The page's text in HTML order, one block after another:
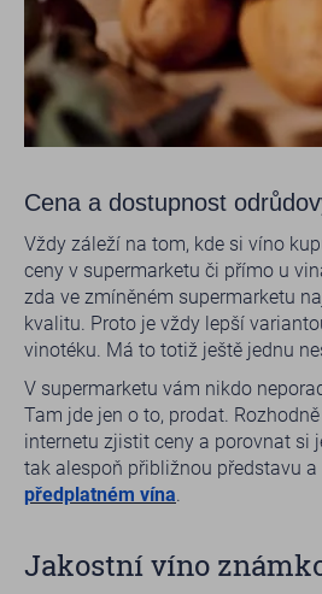
Cena a dostupnost
Vždy záleží na tom, kde si víno
ceny v supermarketu či přímo u
zda ve zmíněném supermarketu
kvalitu. Proto je vždy lepší
vinotéku. Má to totiž ještě jednu
V supermarketu vám nikdo
Tam jde jen o to, prodat.
internetu zjistit ceny a porovnat si
tak alespoň přibližnou představu
předplatném vína.
Jakostní víno